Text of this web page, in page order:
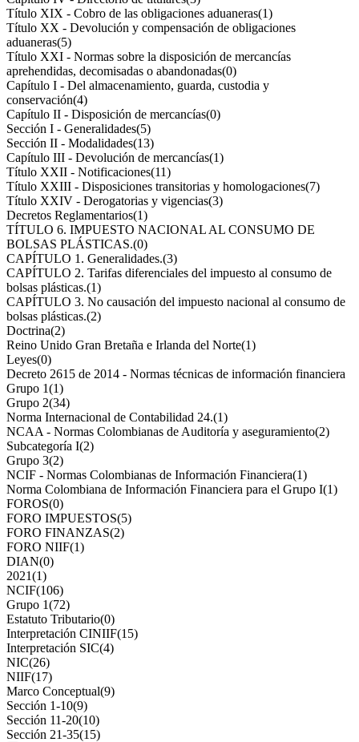
Título XIX - Cobro de las obligaciones aduaneras(1)
Título XX - Devolución y compensación de obligaciones
aduaneras(5)
Título XXI - Normas sobre la disposición de mercancías
aprehendidas, decomisadas o abandonadas(0)
Capítulo I - Del almacenamiento, guarda, custodia y
conservación(4)
Capítulo II - Disposición de mercancías(0)
Sección I - Generalidades(5)
Sección II - Modalidades(13)
Capítulo III - Devolución de mercancías(1)
Título XXII - Notificaciones(11)
Título XXIII - Disposiciones transitorias y homologaciones(7)
Título XXIV - Derogatorias y vigencias(3)
Decretos Reglamentarios(1)
TÍTULO 6. IMPUESTO NACIONAL AL CONSUMO DE
BOLSAS PLÁSTICAS.(0)
CAPÍTULO 1. Generalidades.(3)
CAPÍTULO 2. Tarifas diferenciales del impuesto al consumo de
bolsas plásticas.(1)
CAPÍTULO 3. No causación del impuesto nacional al consumo de
bolsas plásticas.(2)
Doctrina(2)
Reino Unido Gran Bretaña e Irlanda del Norte(1)
Leyes(0)
Decreto 2615 de 2014 - Normas técnicas de información financiera
Grupo 1(1)
Grupo 2(34)
Norma Internacional de Contabilidad 24.(1)
NCAA - Normas Colombianas de Auditoría y aseguramiento(2)
Subcategoría I(2)
Grupo 3(2)
NCIF - Normas Colombianas de Información Financiera(1)
Norma Colombiana de Información Financiera para el Grupo I(1)
FOROS(0)
FORO IMPUESTOS(5)
FORO FINANZAS(2)
FORO NIIF(1)
DIAN(0)
2021(1)
NCIF(106)
Grupo 1(72)
Estatuto Tributario(0)
Interpretación CINIIF(15)
Interpretación SIC(4)
NIC(26)
NIIF(17)
Marco Conceptual(9)
Sección 1-10(9)
Sección 11-20(10)
Sección 21-35(15)